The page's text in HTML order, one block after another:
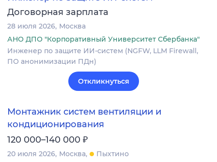
Договорная зарплата
28 июля 2026 Москва
АНО ДПО "Корпоративный Университет Сбербанка"
Инженер по защите ИИ-систем (NGFW, LLM Firewall,
ПО анонимизации ПДн)
Откликнуться
Монтажник систем вентиляции и
кондиционирования
120 000–140 000 ₽
20 июля 2026 Москва
Пыхтино